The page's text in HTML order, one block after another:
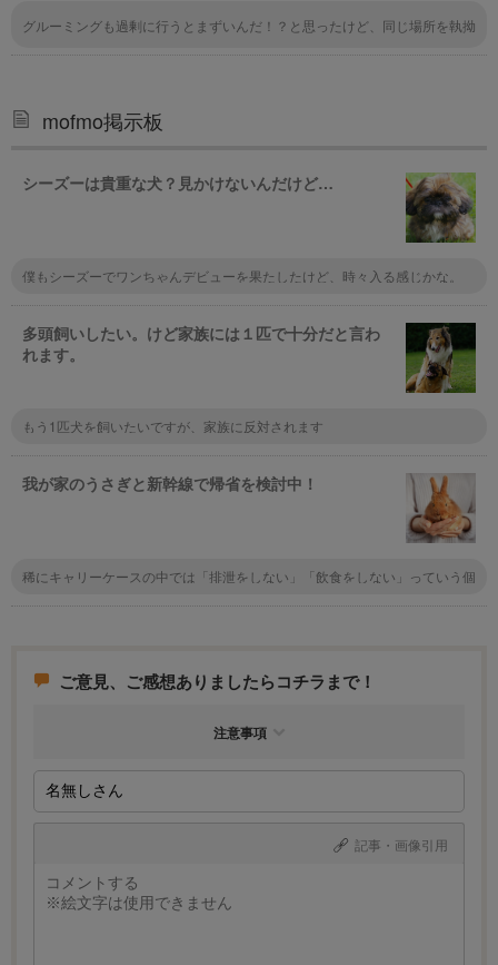
グルーミングも過剰に行うとまずいんだ！？と思ったけど、同じ場所を執拗
寧にするけど、もう一匹の方は全然ですね。性格かなー。自分のグルーミン
mofmo掲示板
シーズーは貴重な犬？見かけないんだけど…
僕もシーズーでワンちゃんデビューを果たしたけど、時々入る感じかな。
多頭飼いしたい。けど家族には１匹で十分だと言わ
れます。
もう1匹犬を飼いたいですが、家族に反対されます
我が家のうさぎと新幹線で帰省を検討中！
稀にキャリーケースの中では「排泄をしない」「飲食をしない」っていう個
は指定席でペットを置く座席を予約しておくのもおすすめだけど会社によっ
ご意見、ご感想ありましたらコチラまで！
注意事項
記事・画像引用